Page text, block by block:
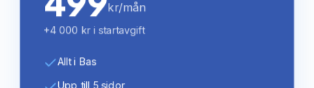
kr/mån
+4 000 kr i startavgift
Allt i Bas
Upp till 5 sidor